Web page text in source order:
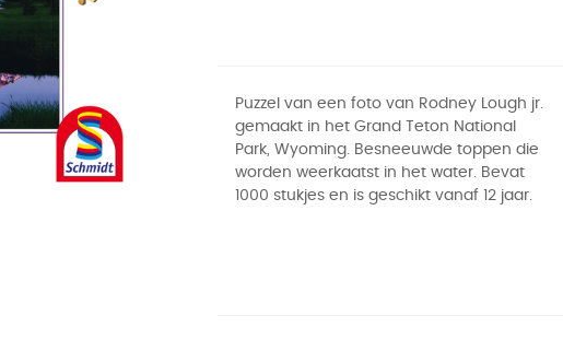
Puzzel van een foto van Rodney Lough jr.
gemaakt in het Grand Teton National
Park, Wyoming. Besneeuwde toppen die
worden weerkaatst in het water. Bevat
1000 stukjes en is geschikt vanaf 12 jaar.